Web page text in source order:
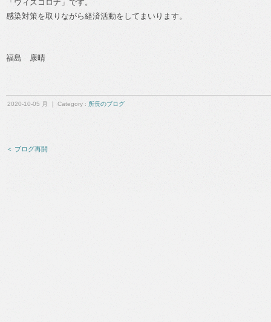
「ウィズコロナ」です。
感染対策を取りながら経済活動をしてまいります。
福島　康晴
2020-10-05 月 ｜ Category : 所長のブログ
＜ ブログ再開